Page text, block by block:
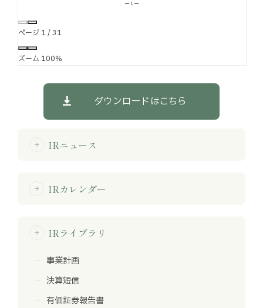
ページ 1/31
ズーム 100%
ダウンロードはこちら
arrow_forward IRニュース
arrow_forward IRカレンダー
arrow_forward IRライブラリ
事業計画
決算短信
有価証券報告書